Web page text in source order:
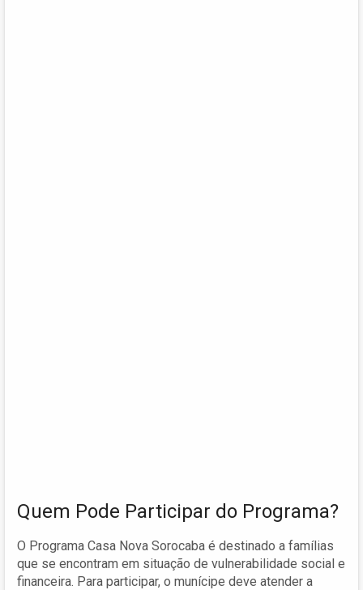
Quem Pode Participar do Programa?
O Programa Casa Nova Sorocaba é destinado a famílias
que se encontram em situação de vulnerabilidade social e
financeira. Para participar, o munícipe deve atender a